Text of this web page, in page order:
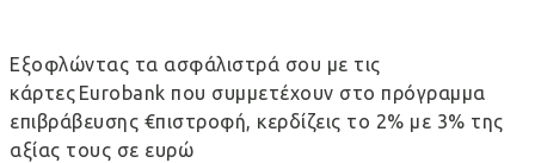
Εξοφλώντας τα ασφάλιστρά σου με τις
κάρτες Eurobank που συμμετέχουν στο πρόγραμμα
επιβράβευσης €πιστροφή, κερδίζεις το 2% με 3% της
αξίας τους σε ευρώ